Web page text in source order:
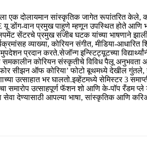
एक दोलायमान सांस्कृतिक जागेत रूपांतरित केले,
यू डोंग-वान प्रमुख पाहुणे म्हणून उपस्थित होते
सेंटरचे प्रमुख संजीब घटक यांच्या भाषणाने
व्याख्या, कोरियन संगीत, मीडिया-आधारित
समुपदेशन प्रदान करते.सेजॉन्ग इन्स्टिट्यूटच्या
समकालीन कोरियन संस्कृतीचे विविध पैलू अनुभवता
सीझन ऑफ कोरिया’ फोटो बूथमध्ये देखील गुंतले,
उत्साहात भर घालतो.इव्हेंटमध्ये सेमिस्टर 3
समारोप उत्साहपूर्ण फॅशन शो आणि के-पॉप रँडम प्ले
सेवा देण्यासाठी आपल्या भाषा, सांस्कृतिक आणि